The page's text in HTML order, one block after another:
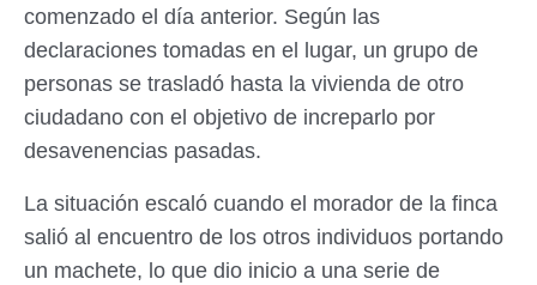
comenzado el día anterior. Según las
declaraciones tomadas en el lugar, un grupo de
personas se trasladó hasta la vivienda de otro
ciudadano con el objetivo de increparlo por
desavenencias pasadas.
La situación escaló cuando el morador de la finca
salió al encuentro de los otros individuos portando
un machete, lo que dio inicio a una serie de